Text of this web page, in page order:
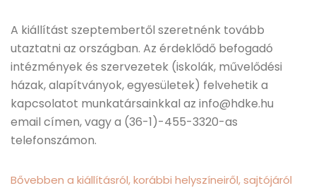
A kiállítást szeptembertől szeretnénk tovább
utaztatni az országban. Az érdeklődő befogadó
intézmények és szervezetek (iskolák, művelődési
házak, alapítványok, egyesületek) felvehetik a
kapcsolatot munkatársainkkal az info@hdke.hu
email címen, vagy a (36-1)-455-3320-as
telefonszámon.
Bővebben a kiállításról, korábbi helyszíneiről, sajtójáról